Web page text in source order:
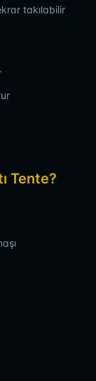
takılabilir
Tente?